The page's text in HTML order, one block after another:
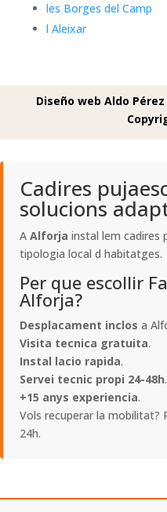
les Borges del Camp
l Aleixar
Diseño web Aldo Pérez
Cadires
solucions
A Alforja instal lem cadires
tipologia local d habitatges.
Per que escollir
Alforja?
Desplacament inclos a
Visita tecnica gratuita.
Instal lacio rapida.
Servei tecnic propi 24-48h.
+15 anys experiencia.
Vols recuperar la mobilitat?
24h.